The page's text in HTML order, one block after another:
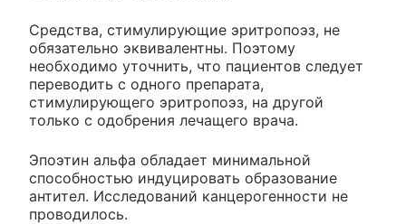
Средства, стимулирующие эритропоэз, не
обязательно эквивалентны. Поэтому
необходимо уточнить, что пациентов следует
переводить с одного препарата,
стимулирующего эритропоэз, на другой
только с одобрения лечащего врача.
Эпоэтин альфа обладает минимальной
способностью индуцировать образование
антител. Исследований канцерогенности не
проводилось.